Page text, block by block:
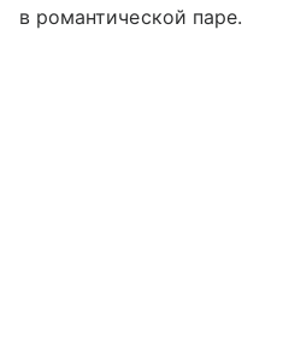
в романтической паре.